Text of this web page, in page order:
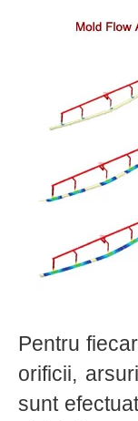
Pentru
orificii,
sunt